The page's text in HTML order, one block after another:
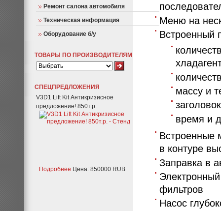
Ремонт салона автомобиля
Техническая информация
Оборудование б/у
ТОВАРЫ ПО ПРОИЗВОДИТЕЛЯМ
СПЕЦПРЕДЛОЖЕНИЯ
V3D1 Lift Kit Антикризисное
предложение! 850т.р.
Подробнее Цена: 850000 RUB
Меню на
Встроенный
массу и
время и
Встроенные
в контуре
Заправка в
фильтров
Насос